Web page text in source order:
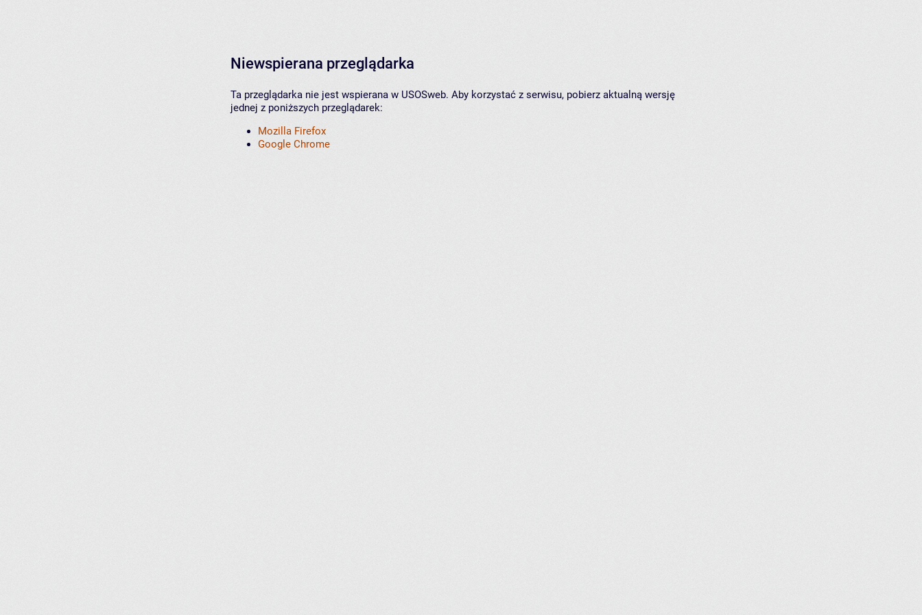
Niewspierana przeglądarka
Ta przeglądarka nie jest wspierana w USOSweb. Aby korzystać z serwisu, pobierz aktualną wersję
jednej z poniższych przeglądarek:
Mozilla Firefox
Google Chrome